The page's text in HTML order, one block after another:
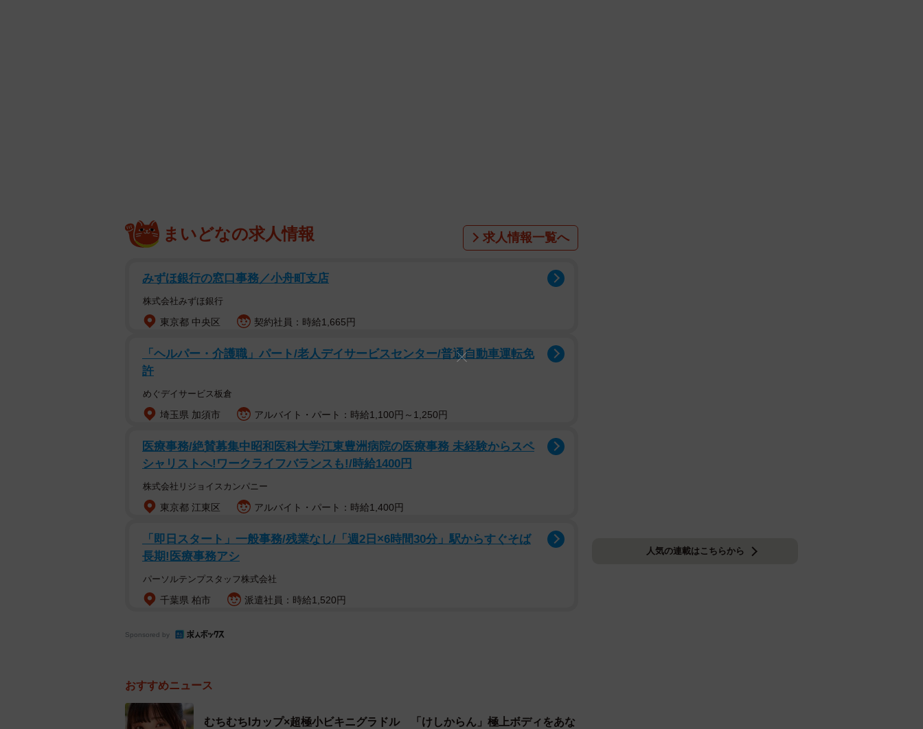
まいどなの求人情報 求人情報一覧へ
みずほ銀行の窓口事務／小舟町支店
株式会社みずほ銀行
東京都 中央区 契約社員：時給1,665円
「ヘルパー・介護職」パート/老人デイサービスセンター/普通自動車運転免
許
めぐデイサービス板倉
埼玉県 加須市 アルバイト・パート：時給1,100円～1,250円
医療事務/絶賛募集中昭和医科大学江東豊洲病院の医療事務 未経験からスペ
シャリストへ!ワークライフバランスも!/時給1400円
株式会社リジョイスカンパニー
東京都 江東区 アルバイト・パート：時給1,400円
「即日スタート」一般事務/残業なし/「週2日×6時間30分」駅からすぐそば
長期!医療事務アシ
パーソルテンプスタッフ株式会社
千葉県 柏市 派遣社員：時給1,520円
Sponsored by
おすすめニュース
むちむちIカップ×超極小ビキニグラドル 「けしからん」極上ボディをあな
人気の連載はこちらから